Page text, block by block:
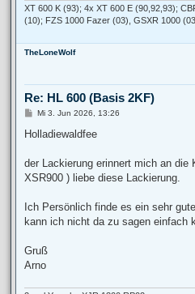
XT 600 K (93); 4x XT 600 E (90,92,93);
(10); FZS 1000 Fazer (03), GSXR 1000
TheLoneWolf
Re: HL 600 (Basis 2KF)
B
i
a
Mi 3. Jun 2026, 13:26
Holladiewaldfee
der Lackierung erinnert mich an die
XSR900 ) liebe diese Lackierung.
Ich Persönlich finde es ein sehr
kann ich nicht da zu sagen einfach
Gruß
Arno